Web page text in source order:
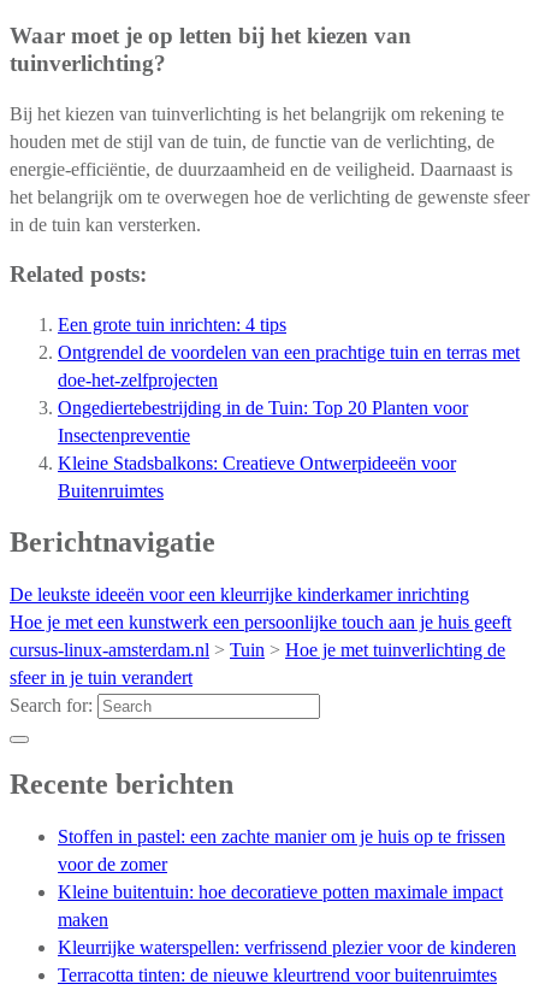
Waar moet je op letten bij het kiezen van
tuinverlichting?
Bij het kiezen van tuinverlichting is het belangrijk om rekening te
houden met de stijl van de tuin, de functie van de verlichting, de
energie-efficiëntie, de duurzaamheid en de veiligheid. Daarnaast is
het belangrijk om te overwegen hoe de verlichting de gewenste sfeer
in de tuin kan versterken.
Related posts:
Een grote tuin inrichten: 4 tips
Ontgrendel de voordelen van een prachtige tuin en terras met
doe-het-zelfprojecten
Ongediertebestrijding in de Tuin: Top 20 Planten voor
Insectenpreventie
Kleine Stadsbalkons: Creatieve Ontwerpideeën voor
Buitenruimtes
Berichtnavigatie
De leukste ideeën voor een kleurrijke kinderkamer inrichting
Hoe je met een kunstwerk een persoonlijke touch aan je huis geeft
cursus-linux-amsterdam.nl > Tuin > Hoe je met tuinverlichting de
sfeer in je tuin verandert
Search for:
Recente berichten
Stoffen in pastel: een zachte manier om je huis op te frissen
voor de zomer
Kleine buitentuin: hoe decoratieve potten maximale impact
maken
Kleurrijke waterspellen: verfrissend plezier voor de kinderen
Terracotta tinten: de nieuwe kleurtrend voor buitenruimtes